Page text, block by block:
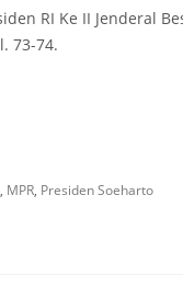
RI Ke II Jenderal
73-74.
, MPR, Presiden Soeharto